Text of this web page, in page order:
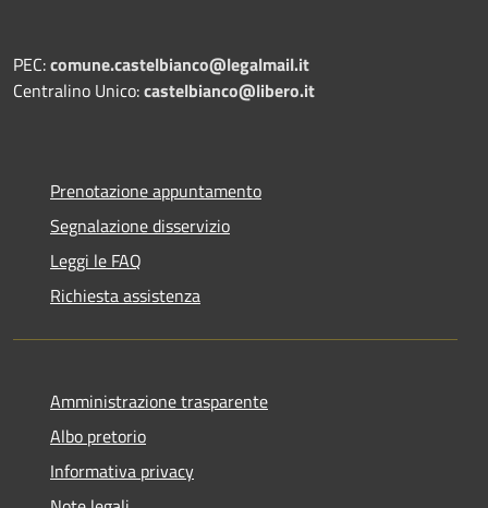
PEC:comune.castelbianco@legalmail.it
Centralino Unico:castelbianco@libero.it
Prenotazione appuntamento
Segnalazione disservizio
Leggi le FAQ
Richiesta assistenza
Amministrazione trasparente
Albo pretorio
Informativa privacy